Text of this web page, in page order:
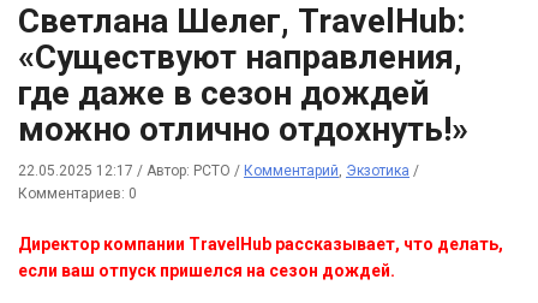
Светлана Шелег, TravelHub:
«Существуют направления,
где даже в сезон дождей
можно отлично отдохнуть!»
22.05.2025 12:17 / Автор: РСТО / Комментарий, Экзотика /
Комментариев: 0
Директор компании TravelHub рассказывает, что делать,
если ваш отпуск пришелся на сезон дождей.